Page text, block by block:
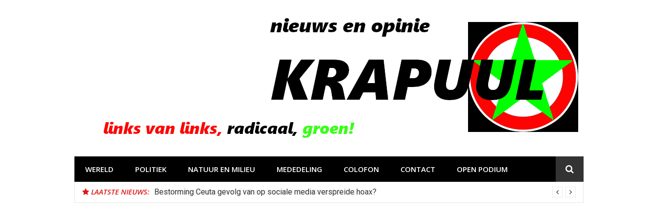
WERELD POLITIEK NATUUR EN MILIEU MEDEDELING COLOFON CONTACT OPEN PODIUM
LAATSTE NIEUWS: Bestorming Ceuta gevolg van op sociale media verspreide hoax?